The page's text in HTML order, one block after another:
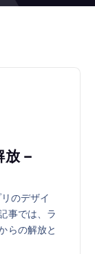
放 –
のデザイ
事では、ラ
らの解放と